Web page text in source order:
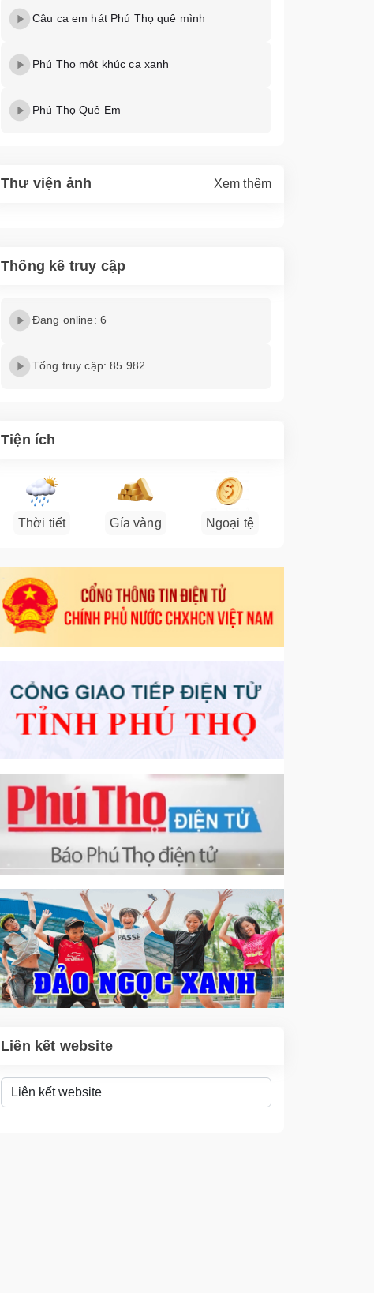
Câu ca em hát Phú Thọ quê mình
Phú Thọ một khúc ca xanh
Phú Thọ Quê Em
Thư viện ảnh Xem thêm
Thống kê truy cập
Đang online: 6
Tổng truy cập: 85.982
Tiện ích
Thời tiết Gía vàng Ngoại tệ
Liên kết website